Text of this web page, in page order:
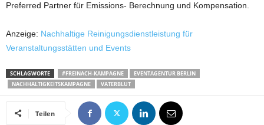
Preferred Partner für Emissions- Berechnung und Kompensation.
Anzeige: Nachhaltige Reinigungsdienstleistung für
Veranstaltungsstätten und Events
SCHLAGWORTE #FREINACH-KAMPAGNE
EVENTAGENTUR BERLIN
NACHHALTIGKEITSKAMPAGNE
VATERBLUT
Teilen